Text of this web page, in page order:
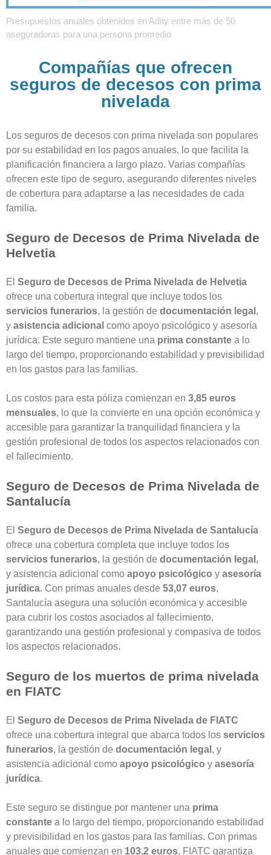
Presupuestos anuales obtenidos en Adity entre más de 50
aseguradoras para una persona promedio
Compañías que ofrecen
seguros de decesos con prima
nivelada
Los seguros de decesos con prima nivelada son populares
por su estabilidad en los pagos anuales, lo que facilita la
planificación financiera a largo plazo. Varias compañías
ofrecen este tipo de seguro, asegurando diferentes niveles
de cobertura para adaptarse a las necesidades de cada
familia.
Seguro de Decesos de Prima Nivelada de
Helvetia
El Seguro de Decesos de Prima Nivelada de Helvetia
ofrece una cobertura integral que incluye todos los
servicios funerarios, la gestión de documentación legal ,
y asistencia adicional como apoyo psicológico y asesoría
jurídica. Este seguro mantiene una prima constante a lo
largo del tiempo, proporcionando estabilidad y previsibilidad
en los gastos para las familias.
Los costos para esta póliza comienzan en 3,85 euros
mensuales, lo que la convierte en una opción económica y
accesible para garantizar la tranquilidad financiera y la
gestión profesional de todos los aspectos relacionados con
el fallecimiento.
Seguro de Decesos de Prima Nivelada de
Santalucía
El Seguro de Decesos de Prima Nivelada de Santalucía
ofrece una cobertura completa que incluye todos los
servicios funerarios, la gestión de documentación legal ,
y asistencia adicional como apoyo psicológico y asesoría
jurídica. Con primas anuales desde 53,07 euros,
Santalucía asegura una solución económica y accesible
para cubrir los costos asociados al fallecimiento,
garantizando una gestión profesional y compasiva de todos
los aspectos relacionados.
Seguro de los muertos de prima nivelada
en FIATC
El Seguro de Decesos de Prima Nivelada de FIATC
ofrece una cobertura integral que abarca todos los servicios
funerarios, la gestión de documentación legal , y
asistencia adicional como apoyo psicológico y asesoría
jurídica.
Este seguro se distingue por mantener una prima
constante a lo largo del tiempo, proporcionando estabilidad
y previsibilidad en los gastos para las familias. Con primas
anuales que comienzan en 103,2 euros, FIATC garantiza